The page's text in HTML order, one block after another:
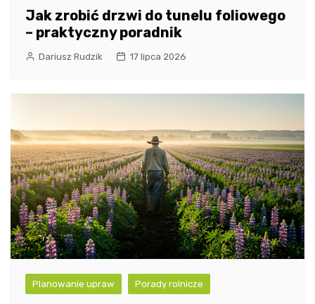
Jak zrobić drzwi do tunelu foliowego
– praktyczny poradnik
Dariusz Rudzik 17 lipca 2026
Planowanie upraw Porady rolnicze